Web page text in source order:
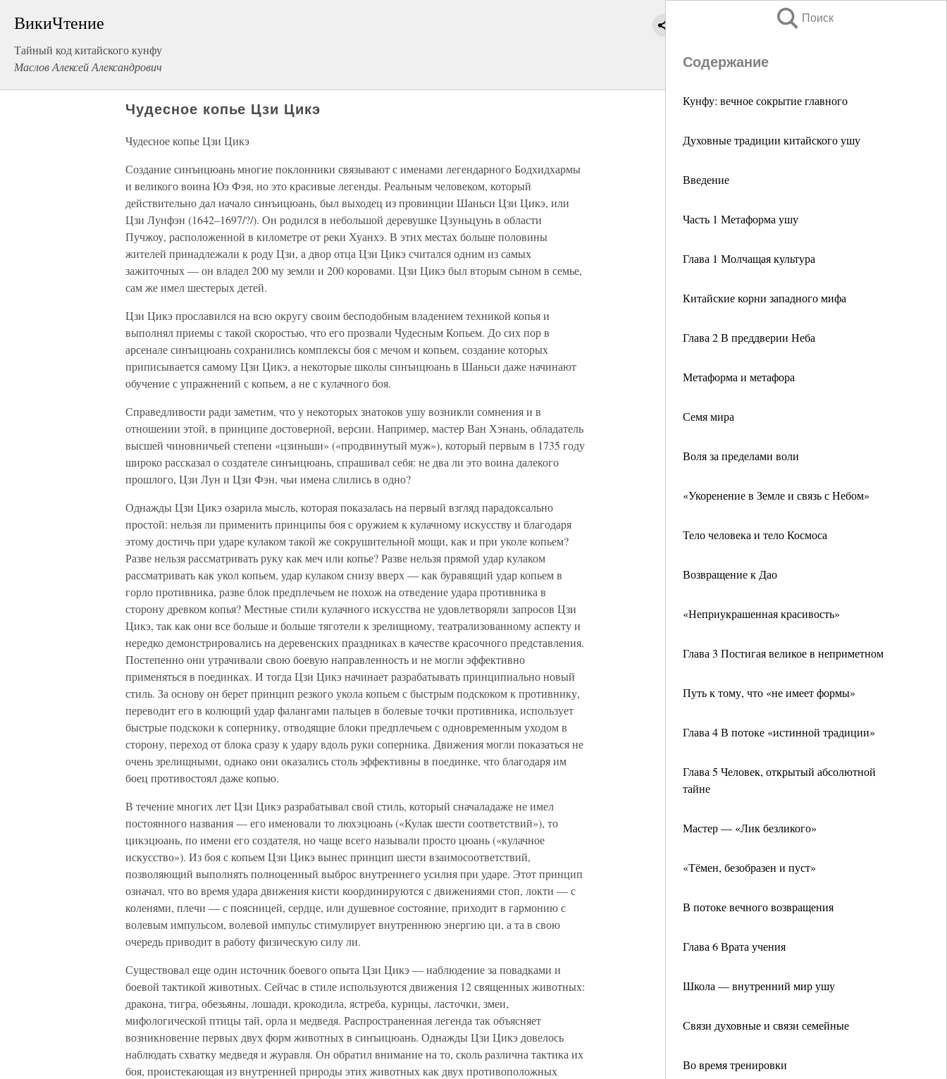
ВикиЧтение
Тайный код китайского кунфу
Маслов Алексей Александрович
Поиск
Содержание
Кунфу: вечное сокрытие главного
Духовные традиции китайского ушу
Введение
Часть 1 Метаформа ушу
Глава 1 Молчащая культура
Китайские корни западного мифа
Глава 2 В преддверии Неба
Метаформа и метафора
Семя мира
Воля за пределами воли
«Укоренение в Земле и связь с Небом»
Тело человека и тело Космоса
Возвращение к Дао
«Неприукрашенная красивость»
Глава 3 Постигая великое в неприметном
Путь к тому, что «не имеет формы»
Глава 4 В потоке «истинной традиции»
Глава 5 Человек, открытый абсолютной
тайне
Мастер — «Лик безликого»
«Тёмен, безобразен и пуст»
В потоке вечного возвращения
Глава 6 Врата учения
Школа — внутренний мир ушу
Связи духовные и связи семейные
Во время тренировки
Чудесное копье Цзи Цикэ
Чудесное копье Цзи Цикэ
Создание синъицюань многие поклонники связывают с именами легендарного Бодхидхармы
и великого воина Юэ Фэя, но это красивые легенды. Реальным человеком, который
действительно дал начало синъицюань, был выходец из провинции Шаньси Цзи Цикэ, или
Цзи Лунфэн (1642–1697/?/). Он родился в небольшой деревушке Цзуньцунь в области
Пучжоу, расположенной в километре от реки Хуанхэ. В этих местах больше половины
жителей принадлежали к роду Цзи, а двор отца Цзи Цикэ считался одним из самых
зажиточных — он владел 200 му земли и 200 коровами. Цзи Цикэ был вторым сыном в семье,
сам же имел шестерых детей.
Цзи Цикэ прославился на всю округу своим бесподобным владением техникой копья и
выполнял приемы с такой скоростью, что его прозвали Чудесным Копьем. До сих пор в
арсенале синъицюань сохранились комплексы боя с мечом и копьем, создание которых
приписывается самому Цзи Цикэ, а некоторые школы синъицюань в Шаньси даже начинают
обучение с упражнений с копьем, а не с кулачного боя.
Справедливости ради заметим, что у некоторых знатоков ушу возникли сомнения и в
отношении этой, в принципе достоверной, версии. Например, мастер Ван Хэнань, обладатель
высшей чиновничьей степени «цзиньши» («продвинутый муж»), который первым в 1735 году
широко рассказал о создателе синъицюань, спрашивал себя: не два ли это воина далекого
прошлого, Цзи Лун и Цзи Фэн, чьи имена слились в одно?
Однажды Цзи Цикэ озарила мысль, которая показалась на первый взгляд парадоксально
простой: нельзя ли применить принципы боя с оружием к кулачному искусству и благодаря
этому достичь при ударе кулаком такой же сокрушительной мощи, как и при уколе копьем?
Разве нельзя рассматривать руку как меч или копье? Разве нельзя прямой удар кулаком
рассматривать как укол копьем, удар кулаком снизу вверх — как буравящий удар копьем в
горло противника, разве блок предплечьем не похож на отведение удара противника в
сторону древком копья? Местные стили кулачного искусства не удовлетворяли запросов Цзи
Цикэ, так как они все больше и больше тяготели к зрелищному, театрализованному аспекту и
нередко демонстрировались на деревенских праздниках в качестве красочного представления.
Постепенно они утрачивали свою боевую направленность и не могли эффективно
применяться в поединках. И тогда Цзи Цикэ начинает разрабатывать принципиально новый
стиль. За основу он берет принцип резкого укола копьем с быстрым подскоком к противнику,
переводит его в колющий удар фалангами пальцев в болевые точки противника, использует
быстрые подскоки к сопернику, отводящие блоки предплечьем с одновременным уходом в
сторону, переход от блока сразу к удару вдоль руки соперника. Движения могли показаться не
очень зрелищными, однако они оказались столь эффективны в поединке, что благодаря им
боец противостоял даже копью.
В течение многих лет Цзи Цикэ разрабатывал свой стиль, который сначаладаже не имел
постоянного названия — его именовали то люхэцюань («Кулак шести соответствий»), то
цикэцюань, по имени его создателя, но чаще всего называли просто цюань («кулачное
искусство»). Из боя с копьем Цзи Цикэ вынес принцип шести взаимосоответствий,
позволяющий выполнять полноценный выброс внутреннего усилия при ударе. Этот принцип
означал, что во время удара движения кисти координируются с движениями стоп, локти — с
коленями, плечи — с поясницей, сердце, или душевное состояние, приходит в гармонию с
волевым импульсом, волевой импульс стимулирует внутреннюю энергию ци, а та в свою
очередь приводит в работу физическую силу ли.
Существовал еще один источник боевого опыта Цзи Цикэ — наблюдение за повадками и
боевой тактикой животных. Сейчас в стиле используются движения 12 священных животных:
дракона, тигра, обезьяны, лошади, крокодила, ястреба, курицы, ласточки, змеи,
мифологической птицы тай, орла и медведя. Распространенная легенда так объясняет
возникновение первых двух форм животных в синъицюань. Однажды Цзи Цикэ довелось
наблюдать схватку медведя и журавля. Он обратил внимание на то, сколь различна тактика их
боя, проистекающая из внутренней природы этих животных как двух противоположных